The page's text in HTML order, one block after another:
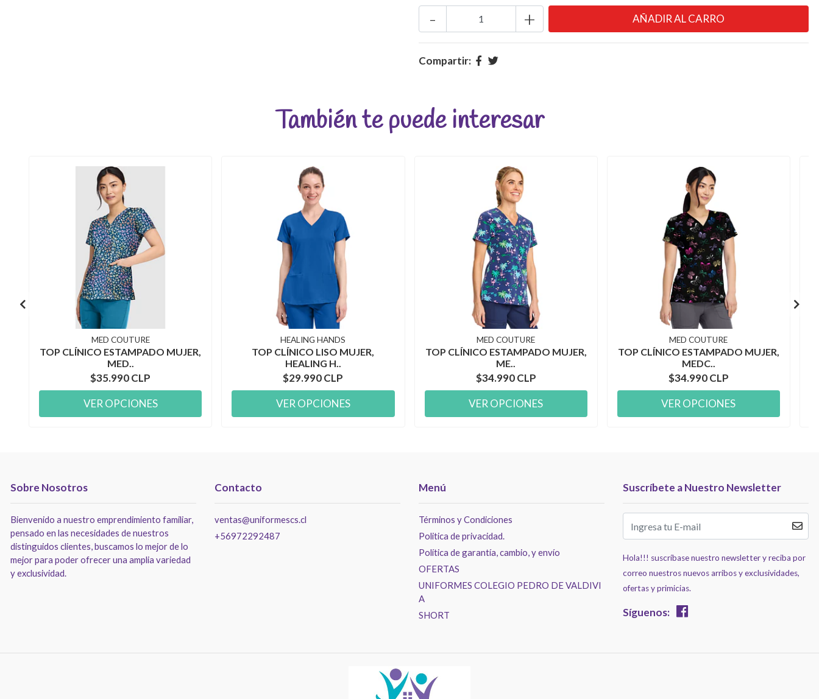
+
-
Compartir:
También te puede interesar
MED COUTURE
TOP CLÍNICO ESTAMPADO MUJER,
MED..
$35.990 CLP
VER OPCIONES
HEALING HANDS
TOP CLÍNICO LISO MUJER,
HEALING H..
$29.990 CLP
VER OPCIONES
MED COUTURE
TOP CLÍNICO ESTAMPADO MUJER,
ME..
$34.990 CLP
VER OPCIONES
MED COUTURE
TOP CLÍNICO ESTAMPADO MUJER,
MEDC..
$34.990 CLP
VER OPCIONES
Sobre Nosotros
Bienvenido a nuestro emprendimiento familiar,
pensado en las necesidades de nuestros
distinguidos clientes, buscamos lo mejor de lo
mejor para poder ofrecer una amplia variedad
y exclusividad.
Contacto
ventas@uniformescs.cl
+56972292487
Menú
Términos y Condiciones
Politica de privacidad.
Política de garantía, cambio, y envío
OFERTAS
UNIFORMES COLEGIO PEDRO DE VALDIVI
A
SHORT
Suscríbete a Nuestro Newsletter
Hola!!! suscríbase nuestro newsletter y reciba por
correo nuestros nuevos arribos y exclusividades,
ofertas y primicias.
Síguenos: